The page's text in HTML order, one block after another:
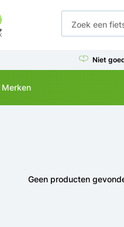
Niet
Merken
Geen producten